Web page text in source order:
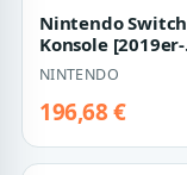
Nintendo Switch
Konsole [2019er-
Modell] grau
NINTENDO
196,68 €